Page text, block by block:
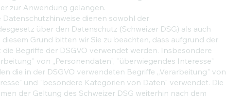
zur Anwendung gelangen.
Datenschutzhinweise dienen sowohl der
über den Datenschutz (Schweizer DSG) als auch
Grund bitten wir Sie zu beachten, dass aufgrund der
Begriffe der DSGVO verwendet werden. Insbesondere
von „Personendaten", "überwiegendes Interesse"
die in der DSGVO verwendeten Begriffe „Verarbeitung" von
und "besondere Kategorien von Daten" verwendet. Die
der Geltung des Schweizer DSG weiterhin nach dem